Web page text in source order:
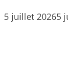
5 juillet 20265